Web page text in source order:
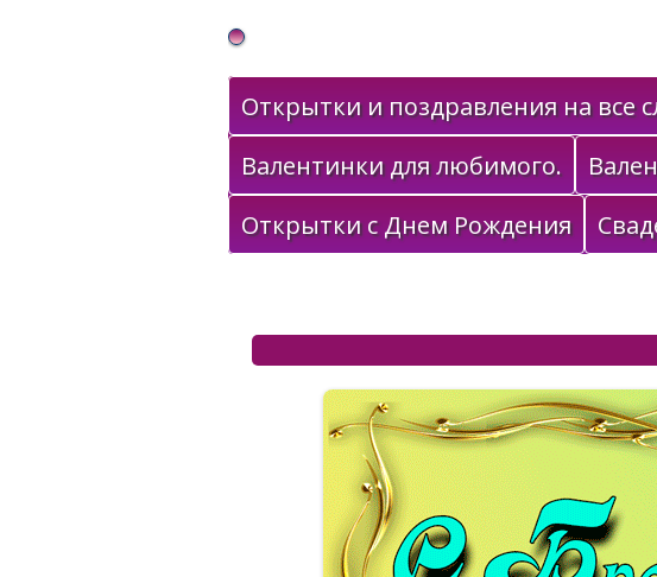
Gif Открытки в подарок
Открытки и поздравления на все
Валентинки для любимого.
Открытки с Днем Рождения